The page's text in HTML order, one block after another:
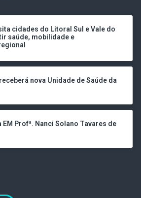
cidades do Litoral Sul e Vale do
saúde, mobilidade e
nova Unidade de Saúde da
EM Profª. Nanci Solano Tavares de